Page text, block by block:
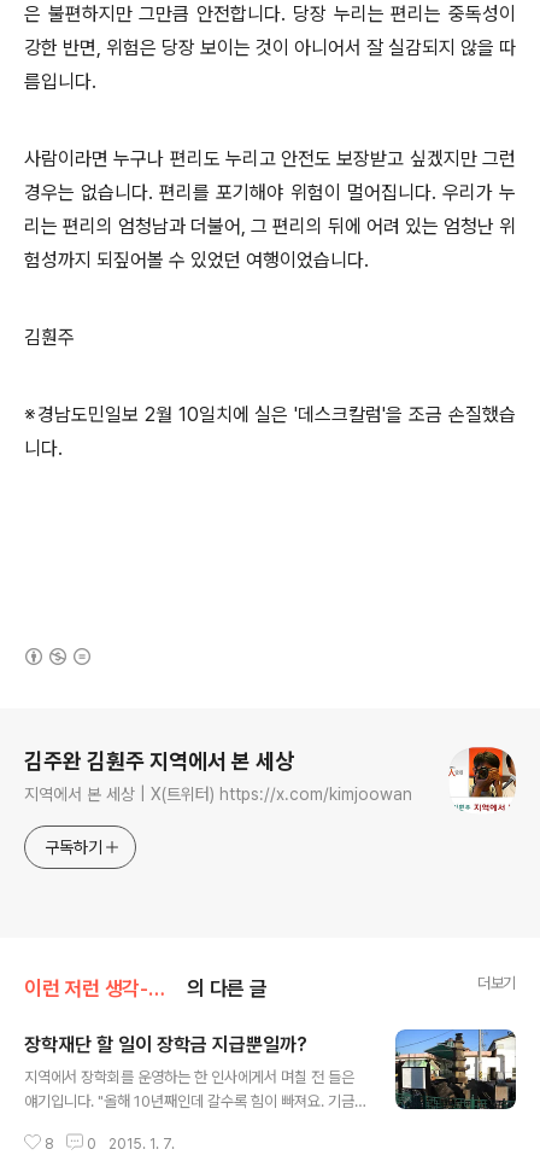
은 불편하지만 그만큼 안전합니다. 당장 누리는 편리는 중독성이
강한 반면, 위험은 당장 보이는 것이 아니어서 잘 실감되지 않을 따
름입니다.
사람이라면 누구나 편리도 누리고 안전도 보장받고 싶겠지만 그런
경우는 없습니다. 편리를 포기해야 위험이 멀어집니다. 우리가 누
리는 편리의 엄청남과 더불어, 그 편리의 뒤에 어려 있는 엄청난 위
험성까지 되짚어볼 수 있었던 여행이었습니다.
김훤주
※경남도민일보 2월 10일치에 실은 '데스크칼럼'을 조금 손질했습
니다.
김주완 김훤주 지역에서 본 세상
지역에서 본 세상 | X(트위터) https://x.com/kimjoowan
구독하기
이런 저런 생각-김훤주 의 다른 글 더보기
장학재단 할 일이 장학금 지급뿐일까?
지역에서 장학회를 운영하는 한 인사에게서 며칠 전 들은
얘기입니다. "올해 10년째인데 갈수록 힘이 빠져요. 기금
셨습니다. "요즘 중학교까지 의무교육이잖아요. 고등학교
8 0 2015. 1. 7.